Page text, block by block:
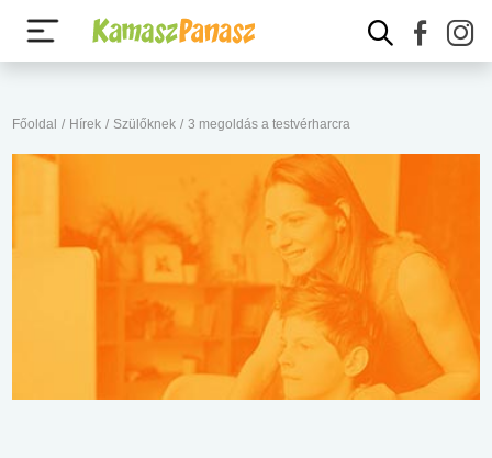
Főoldal / Hírek / Szülőknek / 3 megoldás a testvérharcra